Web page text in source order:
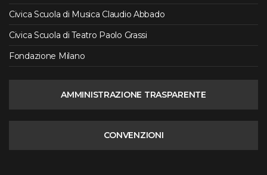
Civica Scuola di Musica Claudio Abbado
Civica Scuola di Teatro Paolo Grassi
Fondazione Milano
AMMINISTRAZIONE TRASPARENTE
CONVENZIONI